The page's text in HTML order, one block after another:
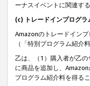
ーナスイベントに関連す
(c) トレードインプログラ
Amazonのトレードイン
（「特別プログラム紹介
乙は、（1）購入者が乙
に商品を追加し、
プログラム紹介料を得る